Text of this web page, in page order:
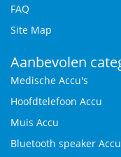
FAQ
Site Map
Aanbevolen
Medische Accu's
Hoofdtelefoon Accu
Muis Accu
Bluetooth speaker Accu